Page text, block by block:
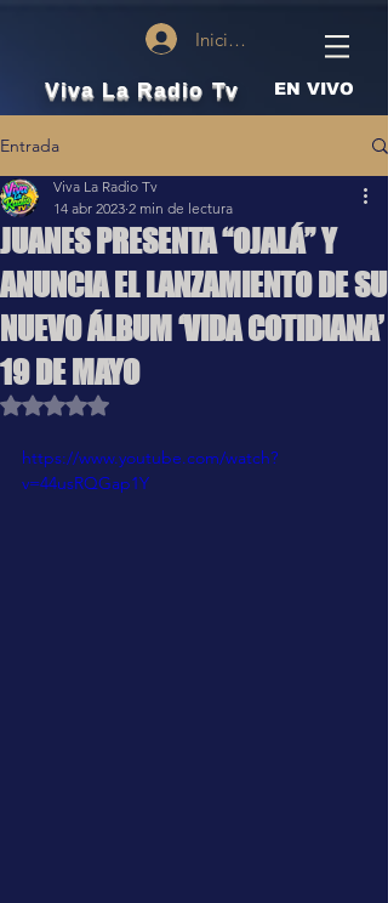
Iniciar sesión
Viva La Radio Tv EN VIVO
Entrada
JUANES PRESENTA “OJALÁ” Y
ANUNCIA EL LANZAMIENTO DE SU
NUEVO ÁLBUM ‘VIDA COTIDIANA’
19 DE MAYO
Viva La Radio Tv
14 abr 2023 2 min de lectura
Obtuvo NaN de 5 estrellas.
https://www.youtube.com/watch?
v=44usRQGap1Y